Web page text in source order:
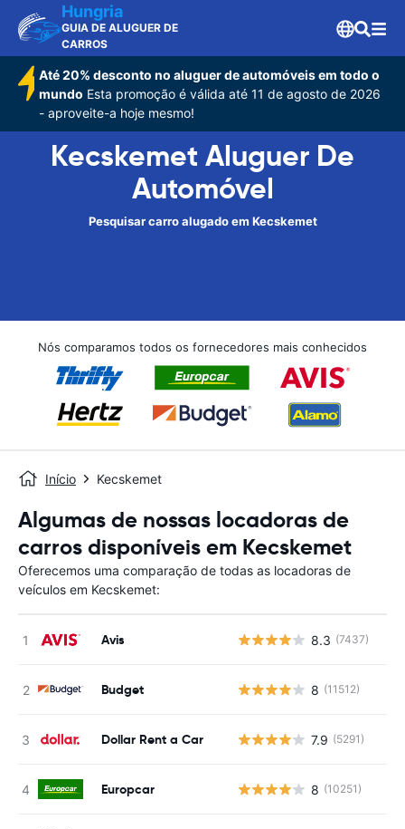
Hungria
GUIA DE ALUGUER DE
CARROS
Até 20% desconto no aluguer de automóveis em todo o
mundo Esta promoção é válida até 11 de agosto de 2026
- aproveite-a hoje mesmo!
Kecskemet Aluguer De
Automóvel
Pesquisar carro alugado em Kecskemet
Nós comparamos todos os fornecedores mais conhecidos
Início Kecskemet
Algumas de nossas locadoras de
carros disponíveis em Kecskemet
Oferecemos uma comparação de todas as locadoras de
veículos em Kecskemet:
Avis 8.3 (7437)
Budget 8 (11512)
Dollar Rent a Car 7.9 (5291)
Europcar 8 (10251)